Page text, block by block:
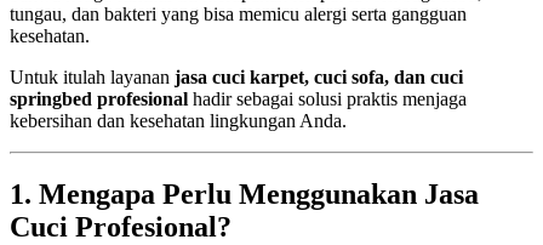
tungau, dan bakteri yang bisa memicu alergi serta gangguan
kesehatan.
Untuk itulah layanan jasa cuci karpet, cuci sofa, dan cuci
springbed profesional hadir sebagai solusi praktis menjaga
kebersihan dan kesehatan lingkungan Anda.
1. Mengapa Perlu Menggunakan Jasa
Cuci Profesional?